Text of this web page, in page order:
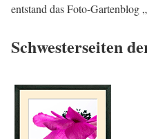
entstand das Foto-Gartenblog
Schwesterseiten